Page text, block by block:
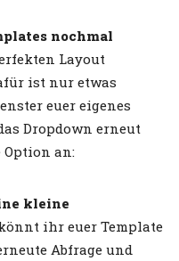
nochmal
Layout
ist nur etwas
euer eigenes
Dropdown erneut
Option an:
kleine
ihr euer Template
Abfrage und